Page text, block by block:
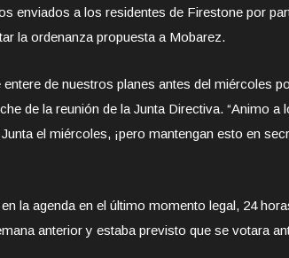
enviados a los residentes de Firestone por
la ordenanza propuesta a Mobarez.
de nuestros planes antes del miércoles
de la reunión de la Junta Directiva. “Animo a
el miércoles, ¡pero mantengan esto en
la agenda en el último momento legal, 24
anterior y estaba previsto que se votara